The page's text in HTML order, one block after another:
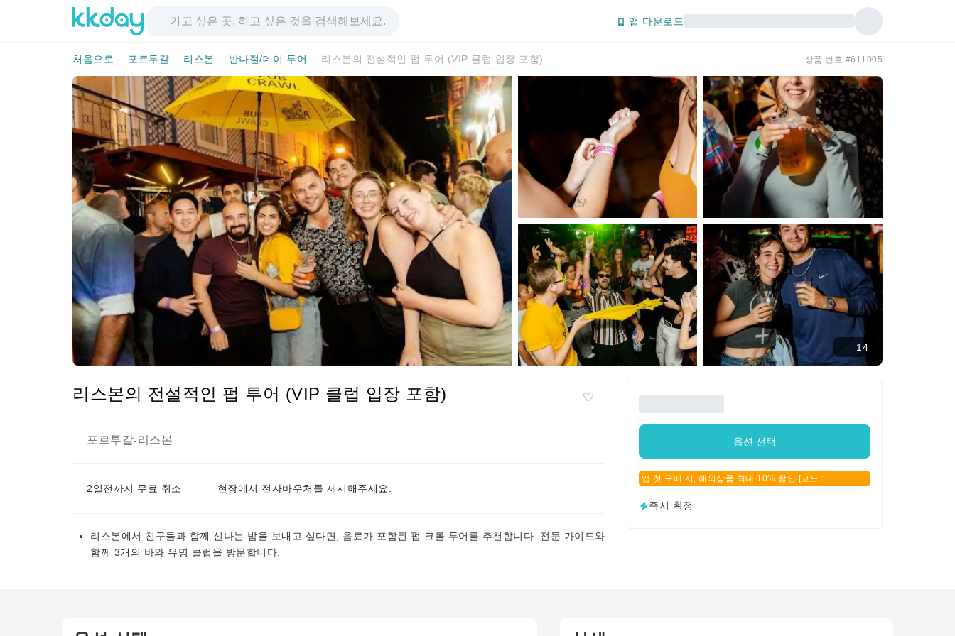
앱 다운로드
처음으로 포르투갈 리스본 반나절/데이 투어 리스본의 전설적인 펍 투어 (VIP 클럽 입장 포함) 상품 번호 #611005
14
리스본의 전설적인 펍 투어 (VIP 클럽 입장 포함)
포르투갈-리스본
2일전까지 무료 취소 현장에서 전자바우처를 제시해주세요.
리스본에서 친구들과 함께 신나는 밤을 보내고 싶다면, 음료가 포함된 펍 크롤 투어를 추천합니다. 전문 가이드와
함께 3개의 바와 유명 클럽을 방문합니다.
옵션 선택
앱 첫 구매 시, 해외상품 최대 10% 할인 [코드 :
즉시 확정